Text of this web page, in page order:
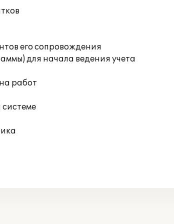
его сопровождения
для начала ведения учета
работ